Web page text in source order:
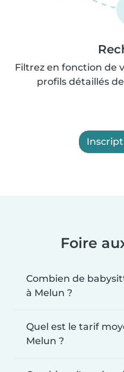
Filtrez en fonction de
profils détaillés
Foire
Combien de
à Melun ?
Quel est le tarif
Melun ?